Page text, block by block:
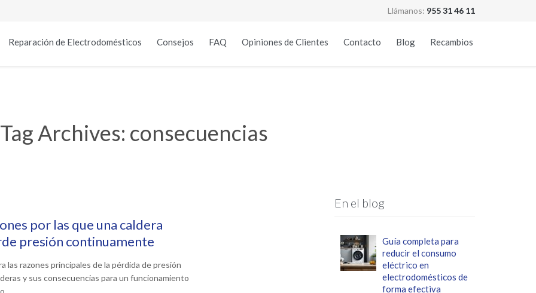
Llámanos: 955 31 46 11
Reparación de Electrodomésticos Consejos FAQ Opiniones de Clientes Contacto Blog Recambios
Tag Archives: consecuencias
por las que una caldera
presión continuamente
las razones principales de la pérdida de presión
y sus consecuencias para un funcionamiento
En el blog
Guía completa para
reducir el consumo
eléctrico en
electrodomésticos de
forma efectiva